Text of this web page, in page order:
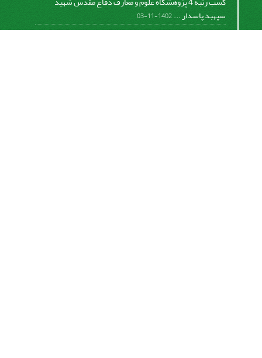
سپهبد پاسدار ...1402-11-03
کسب افتخار فصلنامه علمی مطالعات دفاع مقدس در دومین